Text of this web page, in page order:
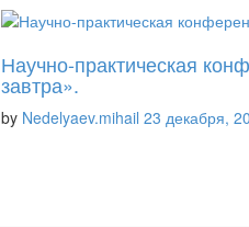
Научно-практическая
завтра».
by Nedelyaev.mihail 23 декабря,